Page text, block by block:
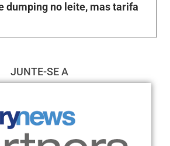
dumping no leite, mas tarifa
JUNTE-SE A